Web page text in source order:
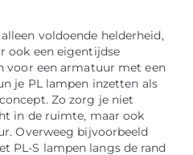
voldoende helderheid,
ook een eigentijdse
voor een armatuur met een
je PL lampen inzetten als
Zo zorg je niet
in de ruimte, maar ook
Overweeg bijvoorbeeld
PL-S lampen langs de rand